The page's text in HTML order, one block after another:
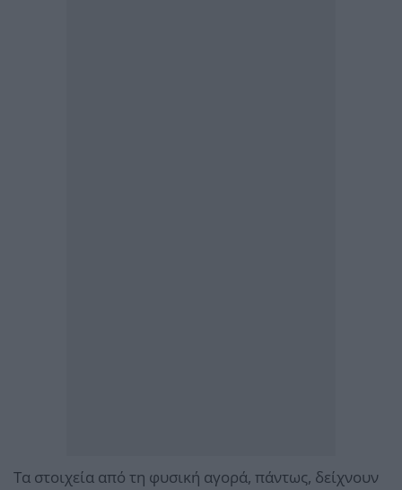
Τα στοιχεία από τη φυσική αγορά, πάντως, δείχνουν